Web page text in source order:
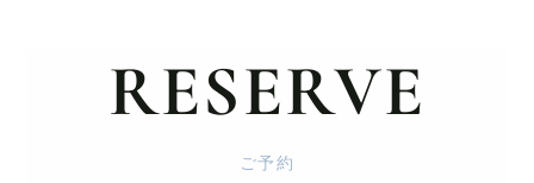
RESERVE
ご予約